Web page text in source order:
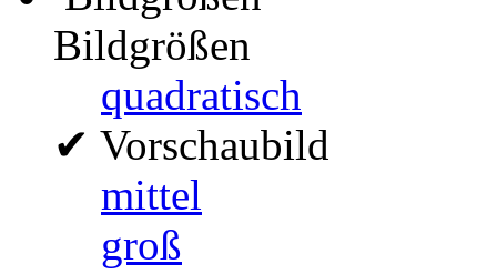
Bildgrößen
quadratisch
✔ Vorschaubild
mittel
groß